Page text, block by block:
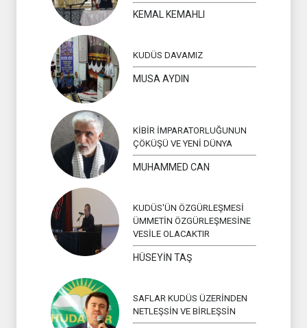
KEMAL KEMAHLI
KUDÜS DAVAMIZ
MUSA AYDIN
KİBİR İMPARATORLUĞUNUN
ÇÖKÜŞÜ VE YENİ DÜNYA
MUHAMMED CAN
KUDÜS'ÜN ÖZGÜRLEŞMESİ
ÜMMETİN ÖZGÜRLEŞMESİNE
VESİLE OLACAKTIR
HÜSEYİN TAŞ
SAFLAR KUDÜS ÜZERİNDEN
NETLEŞSİN VE BİRLEŞSİN